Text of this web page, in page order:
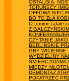
OSTALGIA,
TORUŃSCY
OFFOWA SIEĆ
BO TO ZŁA
O femme fatale i
Z
CZYTANIE
BERLIŃSKIE
GRY WOJENNE
WYDZIELINY
ŚMIERĆ ADAMA
MIĘDZY
DEMONTAŻ
POPATRZEĆ